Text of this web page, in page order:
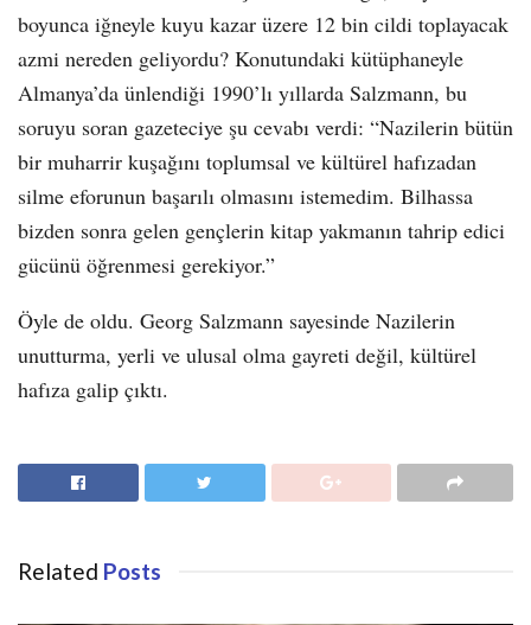
boyunca iğneyle kuyu kazar üzere 12 bin cildi toplayacak
azmi nereden geliyordu? Konutundaki kütüphaneyle
Almanya’da ünlendiği 1990’lı yıllarda Salzmann, bu
soruyu soran gazeteciye şu cevabı verdi: “Nazilerin bütün
bir muharrir kuşağını toplumsal ve kültürel hafızadan
silme eforunun başarılı olmasını istemedim. Bilhassa
bizden sonra gelen gençlerin kitap yakmanın tahrip edici
gücünü öğrenmesi gerekiyor.”
Öyle de oldu. Georg Salzmann sayesinde Nazilerin
unutturma, yerli ve ulusal olma gayreti değil, kültürel
hafıza galip çıktı.
Related Posts